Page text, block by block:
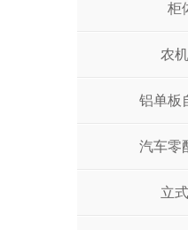
柜
农
铝单板
汽车零
立